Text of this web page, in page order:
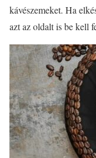
kávészemeket. Ha
azt az oldalt is be kell